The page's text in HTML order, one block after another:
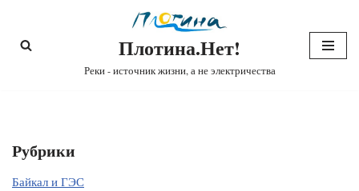
Перейти
Плотина.Нет!
Реки - источник жизни, а не электричества
Рубрики
Байкал и ГЭС